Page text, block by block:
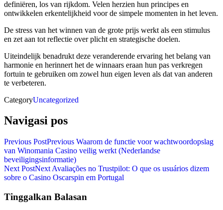
definiëren, los van rijkdom. Velen herzien hun principes en
ontwikkelen erkentelijkheid voor de simpele momenten in het leven.
De stress van het winnen van de grote prijs werkt als een stimulus
en zet aan tot reflectie over plicht en strategische doelen.
Uiteindelijk benadrukt deze veranderende ervaring het belang van
harmonie en herinnert het de winnaars eraan hun pas verkregen
fortuin te gebruiken om zowel hun eigen leven als dat van anderen
te verbeteren.
CategoryUncategorized
Navigasi pos
Previous PostPrevious Waarom de functie voor wachtwoordopslag
van Winomania Casino veilig werkt (Nederlandse
beveiligingsinformatie)
Next PostNext Avaliações no Trustpilot: O que os usuários dizem
sobre o Casino Oscarspin em Portugal
Tinggalkan Balasan